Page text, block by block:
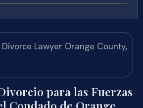
para las Fuerzas